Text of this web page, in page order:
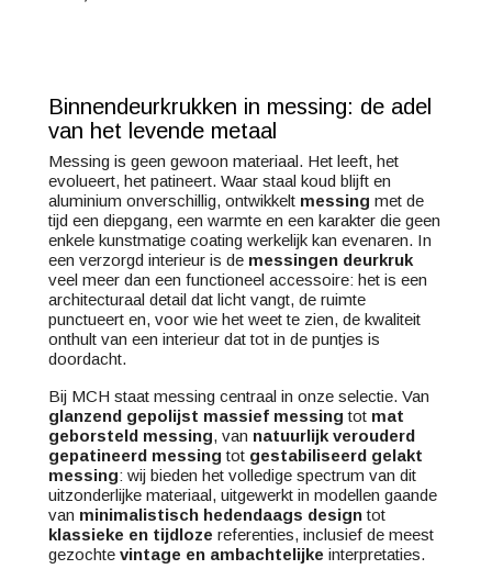
Binnendeurkrukken in messing: de adel
van het levende metaal
Messing is geen gewoon materiaal. Het leeft, het
evolueert, het patineert. Waar staal koud blijft en
aluminium onverschillig, ontwikkelt messing met de
tijd een diepgang, een warmte en een karakter die geen
enkele kunstmatige coating werkelijk kan evenaren. In
een verzorgd interieur is de messingen deurkruk
veel meer dan een functioneel accessoire: het is een
architecturaal detail dat licht vangt, de ruimte
punctueert en, voor wie het weet te zien, de kwaliteit
onthult van een interieur dat tot in de puntjes is
doordacht.
Bij MCH staat messing centraal in onze selectie. Van
glanzend gepolijst massief messing tot mat
geborsteld messing, van natuurlijk verouderd
gepatineerd messing tot gestabiliseerd gelakt
messing: wij bieden het volledige spectrum van dit
uitzonderlijke materiaal, uitgewerkt in modellen gaande
van minimalistisch hedendaags designtot
klassieke en tijdloze referenties, inclusief de meest
gezochtevintage en ambachtelijke interpretaties.